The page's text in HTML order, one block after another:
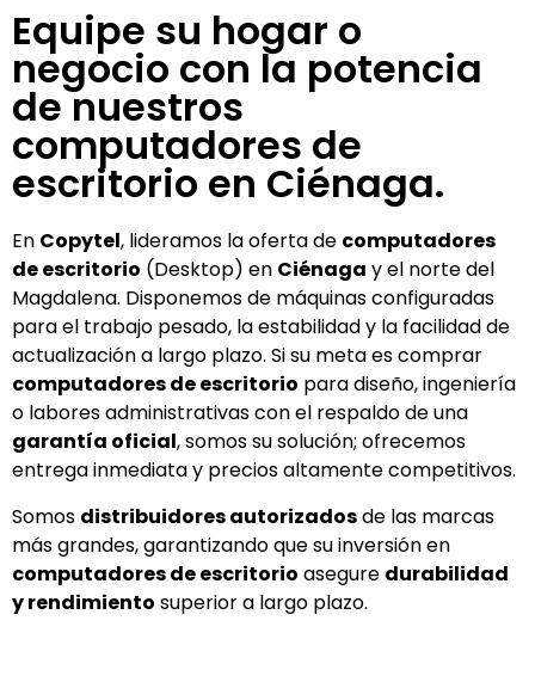
Equipe su hogar o
negocio con la potencia
de nuestros
computadores de
escritorio en Ciénaga.
En Copytel, lideramos la oferta de computadores
de escritorio (Desktop) en Ciénaga y el norte del
Magdalena. Disponemos de máquinas configuradas
para el trabajo pesado, la estabilidad y la facilidad de
actualización a largo plazo. Si su meta es comprar
computadores de escritorio para diseño, ingeniería
o labores administrativas con el respaldo de una
garantía oficial, somos su solución; ofrecemos
entrega inmediata y precios altamente competitivos.
Somos distribuidores autorizadosde las marcas
más grandes, garantizando que su inversión en
computadores de escritorio asegure durabilidad
y rendimiento superior a largo plazo.